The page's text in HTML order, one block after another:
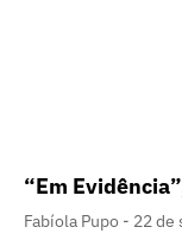
“Em
Fabíola Pupo
22 de